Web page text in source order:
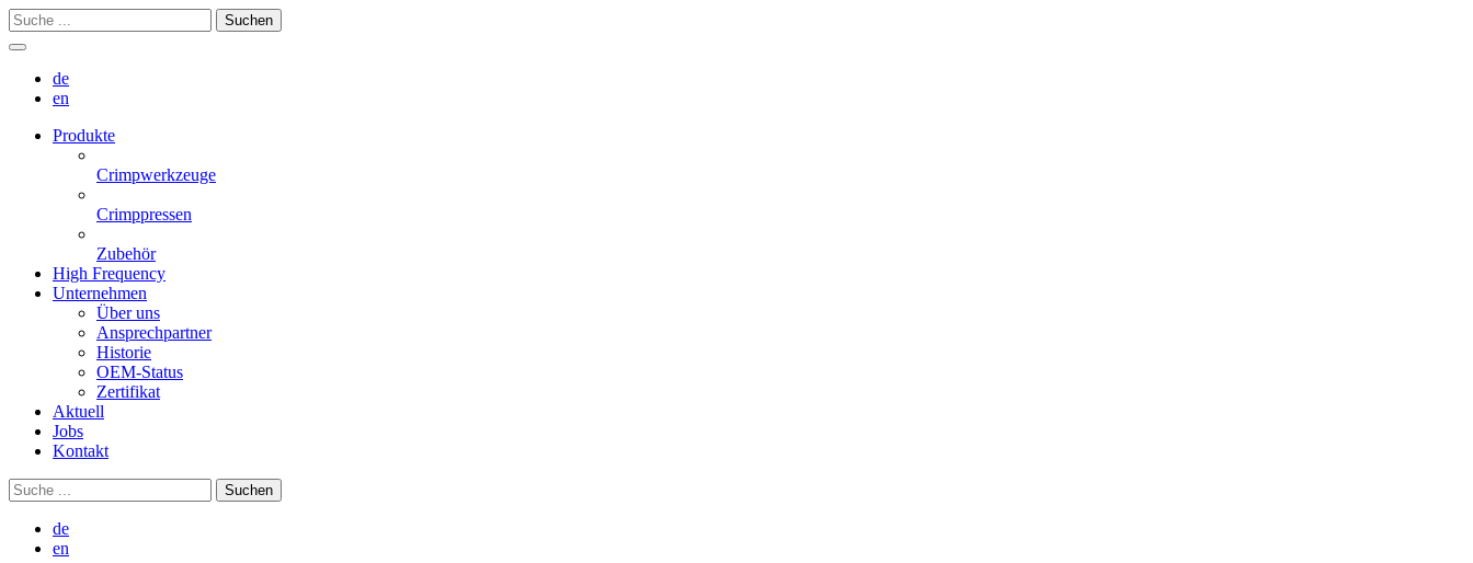
Suchen
de
en
Produkte
Crimpwerkzeuge
Crimppressen
Zubehör
High Frequency
Unternehmen
Über uns
Ansprechpartner
Historie
OEM-Status
Zertifikat
Aktuell
Jobs
Kontakt
Suchen
de
en